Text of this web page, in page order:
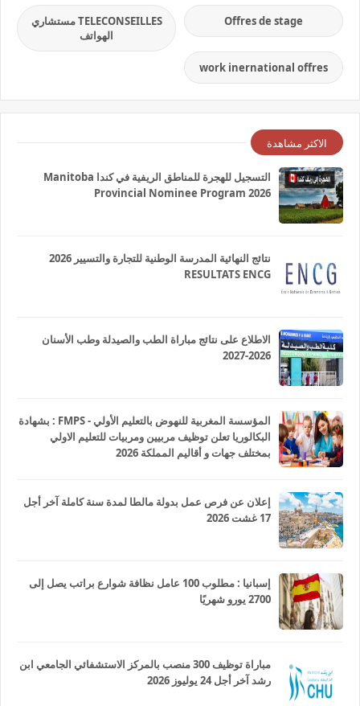
Offres de stage
TELECONSEILLES مستشاري
الهواتف
work inernational offres
الاكثر مشاهدة
التسجيل للهجرة للمناطق الريفية في كندا Manitoba
Provincial Nominee Program 2026
نتائج النهائية المدرسة الوطنية للتجارة والتسيير 2026
RESULTATS ENCG
الاطلاع على نتائج مباراة الطب والصيدلة وطب الأسنان
2026-2027
المؤسسة المغربية للنهوض بالتعليم الأولي - FMPS : بشهادة
البكالوريا تعلن توظيف مربيين ومربيات للتعليم الاولي
بمختلف جهات و أقاليم المملكة 2026
إعلان عن فرص عمل بدولة مالطا لمدة سنة كاملة آخر أجل
17 غشت 2026
إسبانيا : مطلوب 100 عامل نظافة شوارع براتب يصل إلى
2700 يورو شهريًا
مباراة توظيف 300 منصب بالمركز الاستشفائي الجامعي ابن
رشد آخر أجل 24 يوليوز 2026